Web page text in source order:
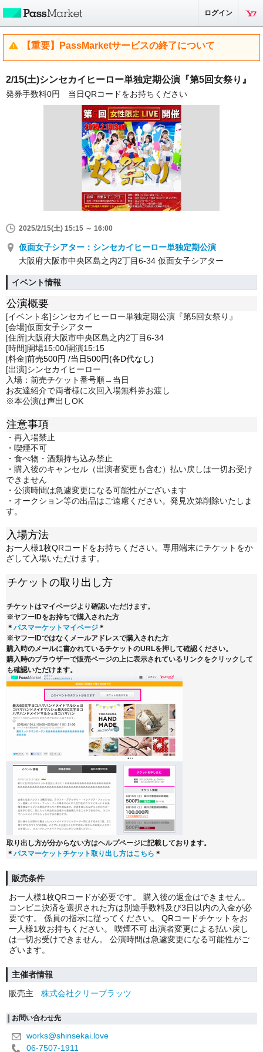
ログイン
【重要】PassMarketサービスの終了について
2/15(土)シンセカイヒーロー単独定期公演『第5回女祭り』
発券手数料0円 当日QRコードをお持ちください
2025/2/15(土) 15:15 ～ 16:00
仮面女子シアター：シンセカイヒーロー単独定期公演
大阪府大阪市中央区島之内2丁目6-34 仮面女子シアター
イベント情報
公演概要
[イベント名]シンセカイヒーロー単独定期公演『第5回女祭り』
[会場]仮面女子シアター
[住所]大阪府大阪市中央区島之内2丁目6-34
[時間]開場15:00/開演15:15
[料金]前売500円 /当日500円(各D代なし)
[出演]シンセカイヒーロー
入場：前売チケット番号順→当日
お友達紹介で両者様に次回入場無料券お渡し
※本公演は声出しOK
注意事項
・再入場禁止
・喫煙不可
・食べ物・酒類持ち込み禁止
・購入後のキャンセル（出演者変更も含む）払い戻しは一切お受け
できません
・公演時間は急遽変更になる可能性がございます
・オークション等の出品はご遠慮ください。発見次第削除いたしま
す。
入場方法
お一人様1枚QRコードをお持ちください。専用端末にチケットをか
ざして入場いただけます。
チケットの取り出し方
チケットはマイページより確認いただけます。
※ヤフーIDをお持ちで購入された方
＊ パスマーケットマイページ ＊
※ヤフーIDではなくメールアドレスで購入された方
購入時のメールに書かれているチケットのURLを押して確認ください。
購入時のブラウザーで販売ページの上に表示されているリンクをクリックして
も確認いただけます。
取り出し方が分からない方はヘルプページに記載しております。
＊ パスマーケットチケット取り出し方はこちら ＊
販売条件
お一人様1枚QRコードが必要です。 購入後の返金はできません。
コンビニ決済を選択された方は別途手数料及び3日以内の入金が必
要です。 係員の指示に従ってください。 QRコードチケットをお
一人様1枚お持ちください。 喫煙不可 出演者変更による払い戻し
は一切お受けできません。 公演時間は急遽変更になる可能性がご
ざいます。
主催者情報
販売主
株式会社クリーブラッツ
お問い合わせ先
works@shinsekai.love
06-7507-1911